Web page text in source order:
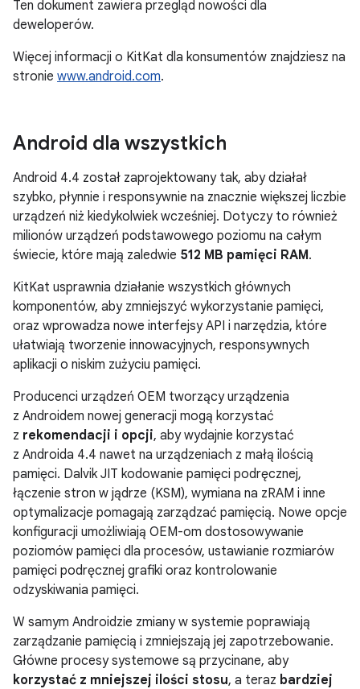
Ten dokument zawiera przegląd nowości dla
deweloperów.
Więcej informacji o KitKat dla konsumentów znajdziesz na
stronie www.android.com.
Android dla wszystkich
Android 4.4 został zaprojektowany tak, aby działał
szybko, płynnie i responsywnie na znacznie większej liczbie
urządzeń niż kiedykolwiek wcześniej. Dotyczy to również
milionów urządzeń podstawowego poziomu na całym
świecie, które mają zaledwie 512 MB pamięci RAM.
KitKat usprawnia działanie wszystkich głównych
komponentów, aby zmniejszyć wykorzystanie pamięci,
oraz wprowadza nowe interfejsy API i narzędzia, które
ułatwiają tworzenie innowacyjnych, responsywnych
aplikacji o niskim zużyciu pamięci.
Producenci urządzeń OEM tworzący urządzenia
z Androidem nowej generacji mogą korzystać
z rekomendacji i opcji, aby wydajnie korzystać
z Androida 4.4 nawet na urządzeniach z małą ilością
pamięci. Dalvik JIT kodowanie pamięci podręcznej,
łączenie stron w jądrze (KSM), wymiana na zRAM i inne
optymalizacje pomagają zarządzać pamięcią. Nowe opcje
konfiguracji umożliwiają OEM-om dostosowywanie
poziomów pamięci dla procesów, ustawianie rozmiarów
pamięci podręcznej grafiki oraz kontrolowanie
odzyskiwania pamięci.
W samym Androidzie zmiany w systemie poprawiają
zarządzanie pamięcią i zmniejszają jej zapotrzebowanie.
Główne procesy systemowe są przycinane, aby
korzystać z mniejszej ilości stosu, a teraz bardziej